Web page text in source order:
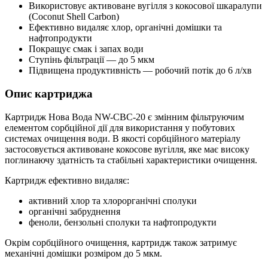
Використовує активоване вугілля з кокосової шкаралупи
(Coconut Shell Carbon)
Ефективно видаляє хлор, органічні домішки та
нафтопродукти
Покращує смак і запах води
Ступінь фільтрації — до 5 мкм
Підвищена продуктивність — робочий потік до 6 л/хв
Опис картриджа
Картридж Нова Вода NW-CBC-20 є змінним фільтруючим
елементом сорбційної дії для використання у побутових
системах очищення води. В якості сорбційного матеріалу
застосовується активоване кокосове вугілля, яке має високу
поглинаючу здатність та стабільні характеристики очищення.
Картридж ефективно видаляє:
активний хлор та хлорорганічні сполуки
органічні забруднення
феноли, бензольні сполуки та нафтопродукти
Окрім сорбційного очищення, картридж також затримує
механічні домішки розміром до 5 мкм.